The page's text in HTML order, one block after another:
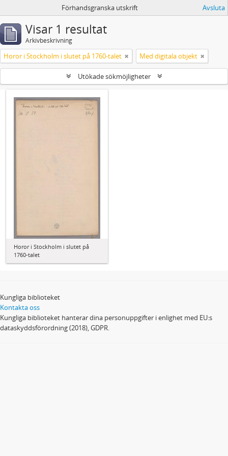
Förhandsgranska utskrift Avsluta
Visar 1 resultat
Arkivbeskrivning
Horor i Stockholm i slutet på 1760-talet Med digitala objekt
Utökade sökmöjligheter
Horor i Stockholm i slutet på
1760-talet
Kungliga biblioteket
Kontakta oss
Kungliga biblioteket hanterar dina personuppgifter i enlighet med EU:s
dataskyddsförordning (2018), GDPR.